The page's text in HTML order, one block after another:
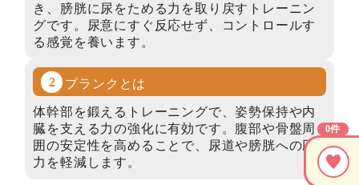
0件
き、膀胱に尿をためる力を取り戻すトレーニン
グです。尿意にすぐ反応せず、コントロールす
る感覚を養います。
プランクとは
体幹部を鍛えるトレーニングで、姿勢保持や内
臓を支える力の強化に有効です。腹部や骨盤周
囲の安定性を高めることで、尿道や膀胱への圧
力を軽減します。